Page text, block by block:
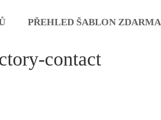
PŘEHLED ŠABLON ZDARMA
contact